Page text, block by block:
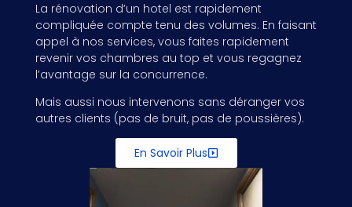
La rénovation d’un hotel est rapidement
compliquée compte tenu des volumes. En faisant
appel à nos services, vous faites rapidement
revenir vos chambres au top et vous regagnez
l’avantage sur la concurrence.
Mais aussi nous intervenons sans déranger vos
autres clients (pas de bruit, pas de poussières).
En Savoir Plus